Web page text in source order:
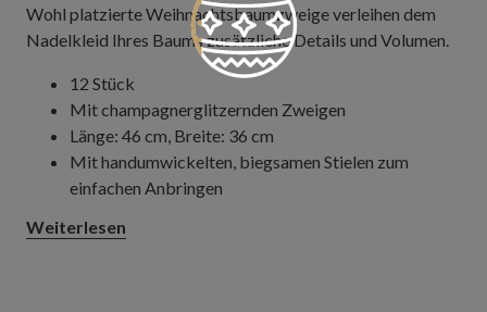
Wohl platzierte Weihnachtsbaumzweige verleihen dem
Nadelkleid Ihres Baums zusätzliche Details und Volumen.
12 Stück
Mit champagnerglitzernden Zweigen
Länge: 46 cm, Breite: 36 cm
Mit handumwickelten, biegsamen Stielen zum
einfachen Anbringen
Weiterlesen